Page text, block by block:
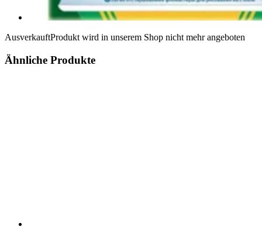
AusverkauftProdukt wird in unserem Shop nicht mehr angeboten
Ähnliche Produkte